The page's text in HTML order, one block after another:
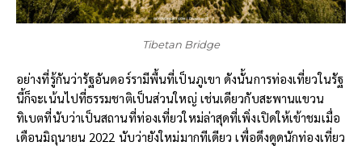
Tibetan Bridge
อย่างที่รู้กันว่ารัฐอันดอร์รามีพื้นที่เป็นภูเขา ดังนั้นการท่องเที่ยวในรัฐ
นี้ก็จะเน้นไปที่ธรรมชาติเป็นส่วนใหญ่ เช่นเดียวกับสะพานแขวน
ทิเบตที่นับว่าเป็นสถานที่ท่องเที่ยวใหม่ล่าสุดที่เพิ่งเปิดให้เข้าชมเมื่อ
เดือนมิถุนายน 2022 นับว่ายังใหม่มากทีเดียว เพื่อดึงดูดนักท่องเที่ยว